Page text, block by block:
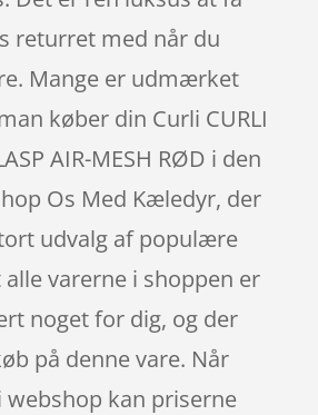
returret med når du
Mange er udmærket
køber din Curli CURLI
AIR-MESH RØD i den
Os Med Kæledyr, der
udvalg af populære
varerne i shoppen er
noget for dig, og der
på denne vare. Når
webshop kan priserne